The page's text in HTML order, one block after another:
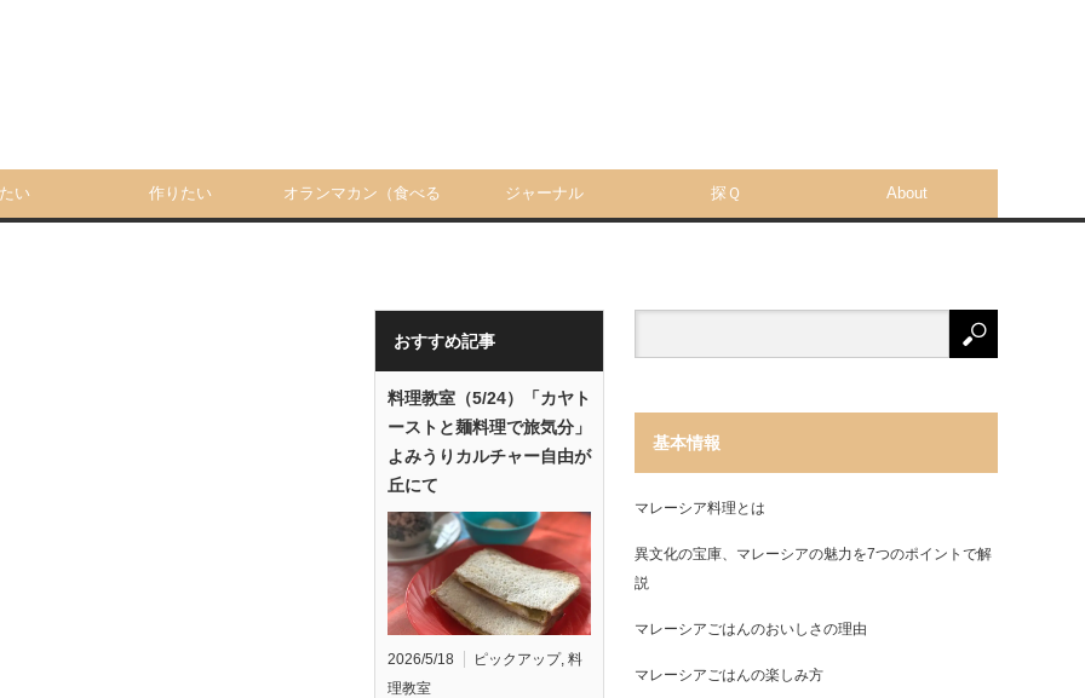
い 作りたい オランマカン（食べる ジャーナル 探Ｑ About
おすすめ記事
料理教室（5/24）「カヤト
ーストと麺料理で旅気分」
よみうりカルチャー自由が
丘にて
2026/5/18 ピックアップ, 料
理教室
基本情報
マレーシア料理とは
異文化の宝庫、マレーシアの魅力を7つのポイントで解
説
マレーシアごはんのおいしさの理由
マレーシアごはんの楽しみ方